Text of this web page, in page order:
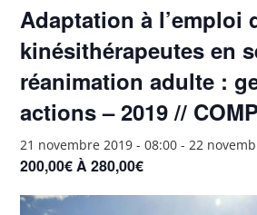
Adaptation à l’emploi
kinésithérapeutes en
réanimation adulte :
actions – 2019 //
21 novembre 2019 - 08:00 -22
200,00€ À 280,00€